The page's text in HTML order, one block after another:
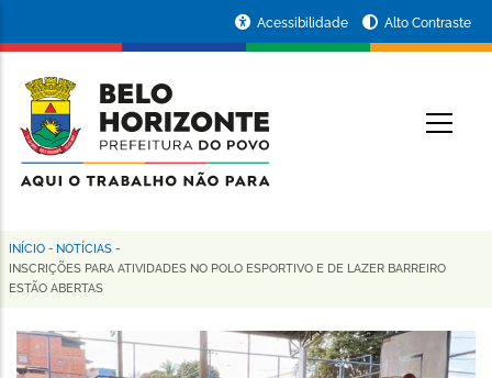
conteúdo
principal
da
Prefeitura
de
Horizonte
Acessibilidade Alto Contraste
Trilha
de
navegação
INÍCIO - NOTÍCIAS -
INSCRIÇÕES PARA ATIVIDADES NO POLO ESPORTIVO E DE LAZER BARREIRO
ESTÃO ABERTAS